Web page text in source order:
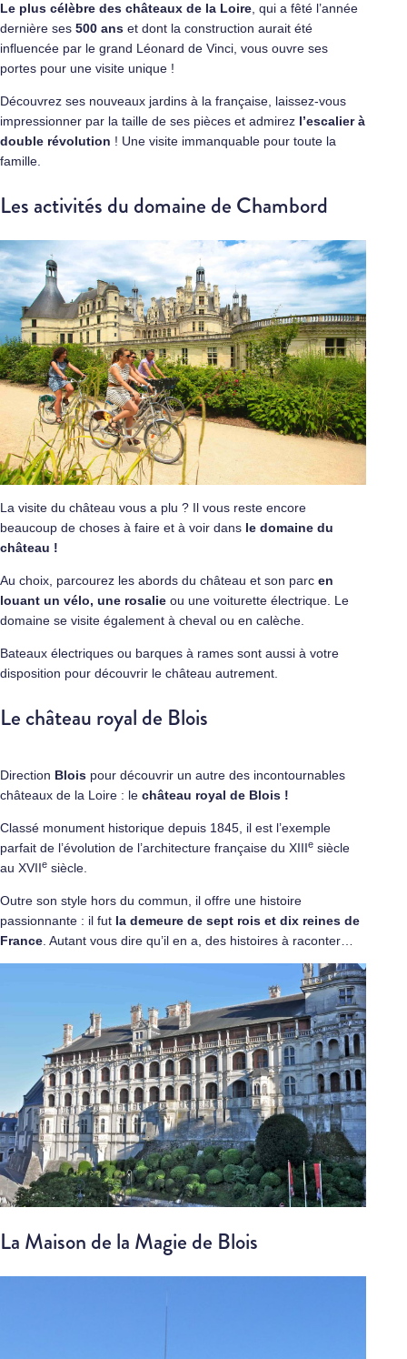
Le plus célèbre des châteaux de la Loire , qui a fêté l’année
dernière ses 500 ans et dont la construction aurait été
influencée par le grand Léonard de Vinci, vous ouvre ses
portes pour une visite unique !
Découvrez ses nouveaux jardins à la française, laissez-vous
impressionner par la taille de ses pièces et admirez l’escalier à
double révolution ! Une visite immanquable pour toute la
famille.
Les activités du domaine de Chambord
La visite du château vous a plu ? Il vous reste encore
beaucoup de choses à faire et à voir dans le domaine du
château !
Au choix, parcourez les abords du château et son parc en
louant un vélo, une rosalie ou une voiturette électrique. Le
domaine se visite également à cheval ou en calèche.
Bateaux électriques ou barques à rames sont aussi à votre
disposition pour découvrir le château autrement.
Le château royal de Blois
Direction Blois pour découvrir un autre des incontournables
châteaux de la Loire : le château royal de Blois !
Classé monument historique depuis 1845, il est l’exemple
parfait de l’évolution de l’architecture française du XIIIe siècle
au XVIIe siècle.
Outre son style hors du commun, il offre une histoire
passionnante : il fut la demeure de sept rois et dix reines de
France . Autant vous dire qu’il en a, des histoires à raconter…
La Maison de la Magie de Blois